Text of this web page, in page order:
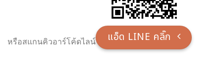
หรือสแกนคิวอาร์โค้ดไลน์ แอ็ด LINE คลิ๊ก